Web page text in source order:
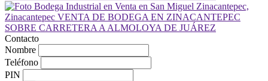
Contacto
Nombre
Teléfono
PIN